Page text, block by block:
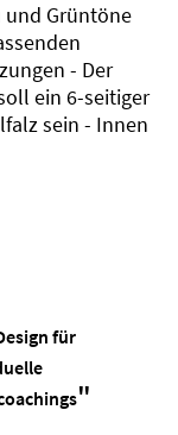
und Grüntöne
- Der
ein 6-seitiger
sein - Innen
für
"